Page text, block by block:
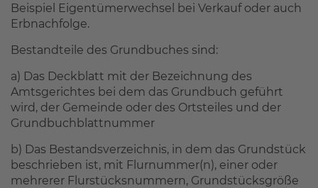
Beispiel Eigentümerwechsel bei Verkauf oder auch
Erbnachfolge.
Bestandteile des Grundbuches sind:
a) Das Deckblatt mit der Bezeichnung des
Amtsgerichtes bei dem das Grundbuch geführt
wird, der Gemeinde oder des Ortsteiles und der
Grundbuchblattnummer
b) Das Bestandsverzeichnis, in dem das Grundstück
beschrieben ist, mit Flurnummer(n), einer oder
mehrerer Flurstücksnummern, Grundstücksgröße